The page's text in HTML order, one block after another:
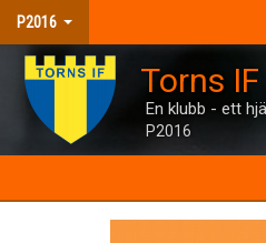
P2016
Torns IF
En klubb - ett
P2016